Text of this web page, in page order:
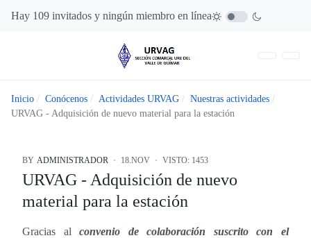
Hay 109 invitados y ningún miembro en línea
Inicio Conócenos Actividades URVAG
Nuestras actividades
URVAG - Adquisición de nuevo material para la estación
BY ADMINISTRADOR 18.NOV VISTO: 1453
URVAG - Adquisición de nuevo
material para la estación
Gracias alconvenio de colaboración suscrito con el